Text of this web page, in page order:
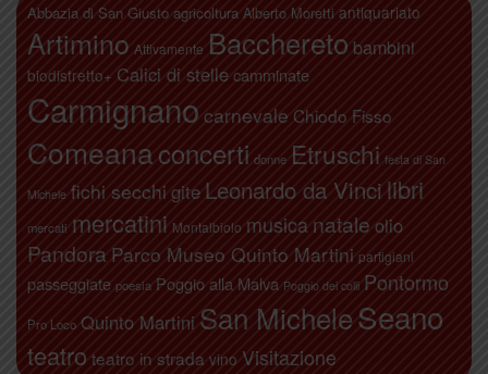
Abbazia di San Giusto agricoltura Alberto Moretti antiquariato
Artimino Attivamente Bacchereto bambini
biodistretto+ Calici di stellecamminate
Carmignano carnevale Chiodo Fisso
Comeanaconcerti donne Etruschi festa di San
Michele fichi secchi gite Leonardo da Vinci libri
mercati mercatini Montalbiolo musica natale olio
Pandora Parco Museo Quinto Martini partigiani
passeggiate poesia Poggio alla Malva Poggio dei colli Pontormo
Pro Loco Quinto Martini San MicheleSeano
teatro teatro in strada vino Visitazione